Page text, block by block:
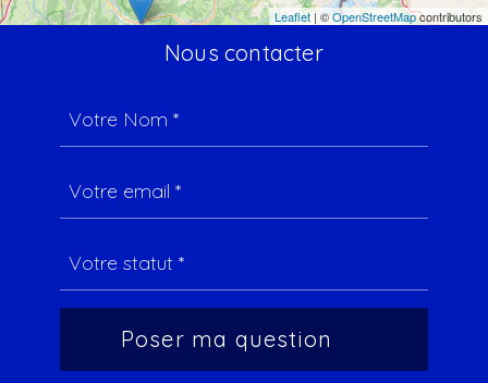
Leaflet | ©OpenStreetMapcontributors
Nous contacter